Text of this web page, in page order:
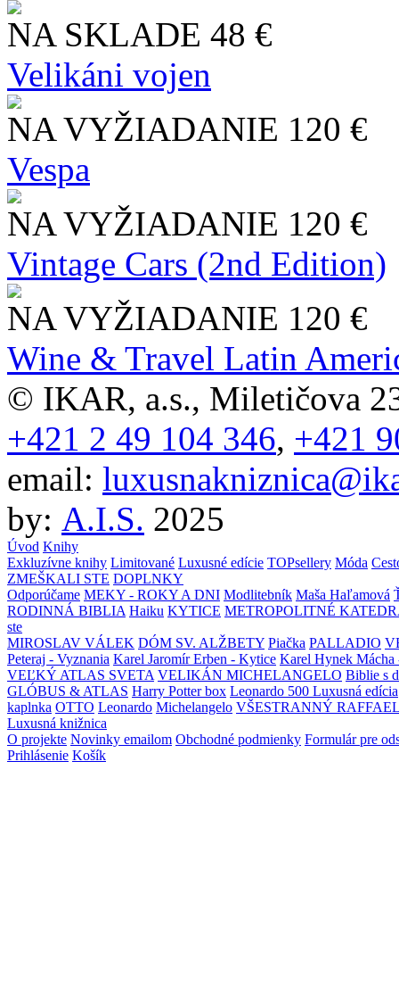
NA SKLADE 48 €
Velikáni vojen
NA VYŽIADANIE 120 €
Vespa
NA VYŽIADANIE 120 €
Vintage Cars (2nd Edition)
NA VYŽIADANIE 120 €
Wine & Travel Latin
© IKAR, a.s., Miletičova
+421 2 49 104 346, +421
email:
by: A.I.S. 2025
Úvod Knihy
Exkluzívne knihy Limitované Luxusné edície TOPsellery Móda
ZMEŠKALI STE DOPLNKY
Odporúčame MEKY - ROKY A DNI Modlitebník Maša Haľamová
RODINNÁ BIBLIA Haiku KYTICE METROPOLITNÉ
ste
MIROSLAV VÁLEK DÓM SV. ALŽBETY Piačka PALLADIO
Peteraj - Vyznania Karel Jaromír Erben - Kytice Karel Hynek Mácha
VEĽKÝ ATLAS SVETA VELIKÁN MICHELANGELO Biblie s
GLÓBUS & ATLAS Harry Potter box Leonardo 500 Luxusná edícia
kaplnka OTTO Leonardo Michelangelo VŠESTRANNÝ
Luxusná knižnica
O projekte Novinky emailom Obchodné podmienky Formulár pre
Prihlásenie Košík